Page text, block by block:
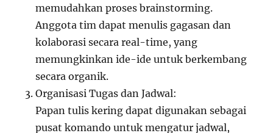
memudahkan proses brainstorming.
Anggota tim dapat menulis gagasan dan
kolaborasi secara real-time, yang
memungkinkan ide-ide untuk berkembang
secara organik.
Organisasi Tugas dan Jadwal:
Papan tulis kering dapat digunakan sebagai
pusat komando untuk mengatur jadwal,